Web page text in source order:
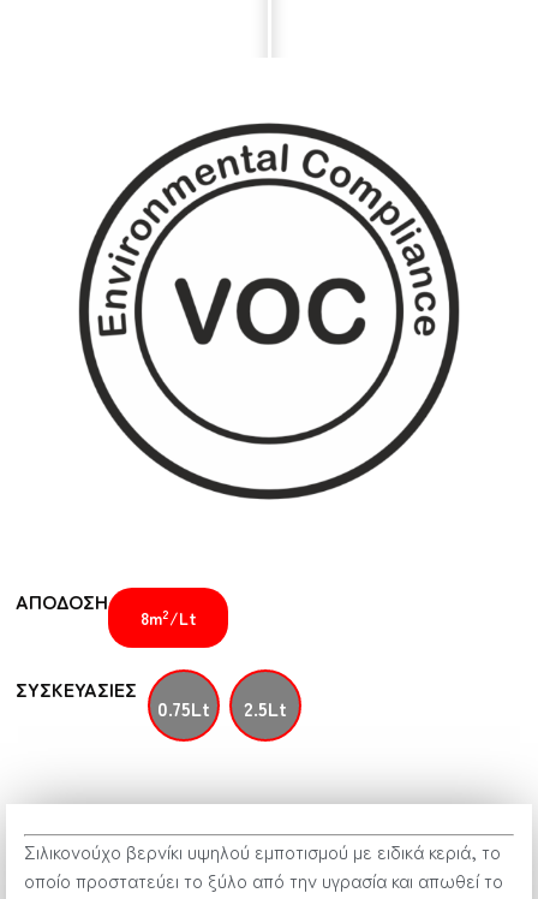
ΑΠΟΔΟΣΗ
8m2/Lt
ΣΥΣΚΕΥΑΣΙΕΣ
0.75Lt 2.5Lt
Σιλικονούχο βερνίκι υψηλού εμποτισμού με ειδικά κεριά, το
οποίο προστατεύει το ξύλο από την υγρασία και απωθεί το